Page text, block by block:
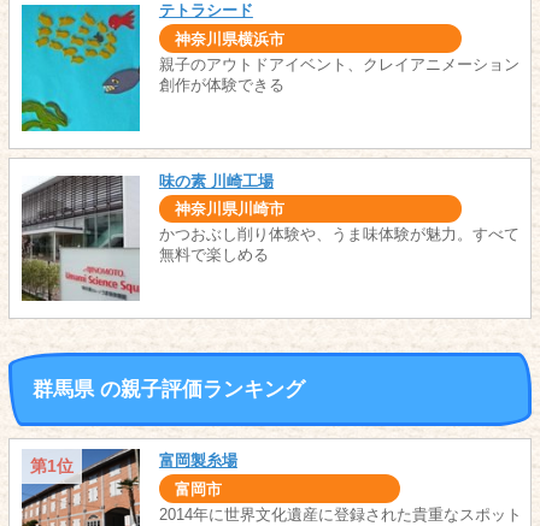
テトラシード
神奈川県横浜市
親子のアウトドアイベント、クレイアニメーション
創作が体験できる
味の素 川崎工場
神奈川県川崎市
かつおぶし削り体験や、うま味体験が魅力。すべて
無料で楽しめる
群馬県 の親子評価ランキング
第1位 富岡製糸場
富岡市
2014年に世界文化遺産に登録された貴重なスポット